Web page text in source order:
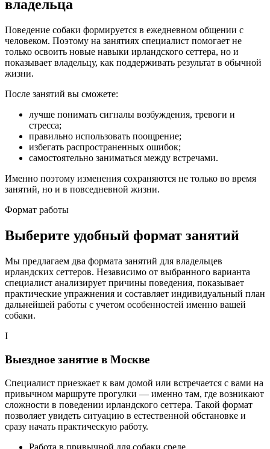
владельца
Поведение собаки формируется в ежедневном общении с
человеком. Поэтому на занятиях специалист помогает не
только освоить новые навыки ирландского сеттера, но и
показывает владельцу, как поддерживать результат в обычной
жизни.
После занятий вы сможете:
лучше понимать сигналы возбуждения, тревоги и
стресса;
правильно использовать поощрение;
избегать распространенных ошибок;
самостоятельно заниматься между встречами.
Именно поэтому изменения сохраняются не только во время
занятий, но и в повседневной жизни.
Формат работы
Выберите удобный формат занятий
Мы предлагаем два формата занятий для владельцев
ирландских сеттеров. Независимо от выбранного варианта
специалист анализирует причины поведения, показывает
практические упражнения и составляет индивидуальный план
дальнейшей работы с учетом особенностей именно вашей
собаки.
I
Выездное занятие в Москве
Специалист приезжает к вам домой или встречается с вами на
привычном маршруте прогулки — именно там, где возникают
сложности в поведении ирландского сеттера. Такой формат
позволяет увидеть ситуацию в естественной обстановке и
сразу начать практическую работу.
Работа в привычной для собаки среде